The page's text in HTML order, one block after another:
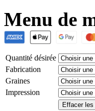
Menu de
Quantité désirée
Fabrication
Graines
Impression
Effacer